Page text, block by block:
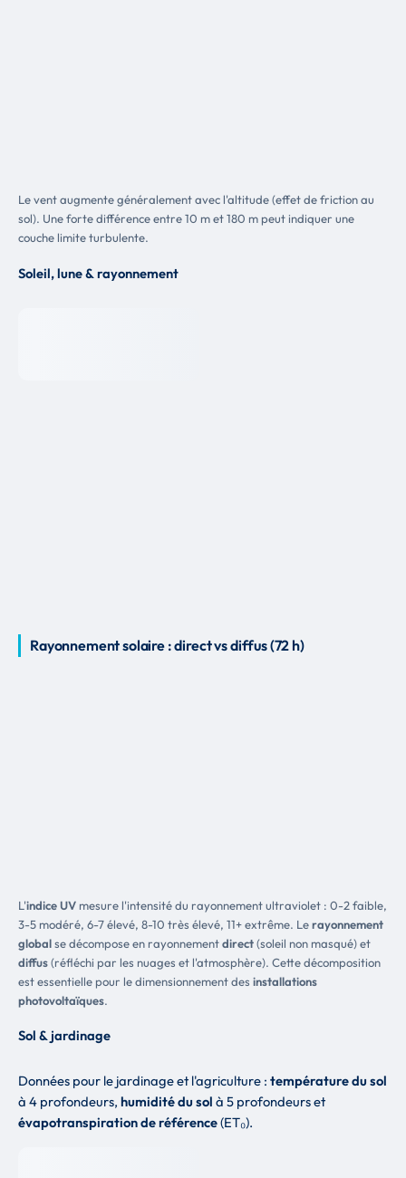
Le vent augmente généralement avec l'altitude (effet de friction au
sol). Une forte différence entre 10 m et 180 m peut indiquer une
couche limite turbulente.
Soleil, lune & rayonnement
Rayonnement solaire : direct vs diffus (72 h)
L'indice UV mesure l'intensité du rayonnement ultraviolet : 0-2 faible,
3-5 modéré, 6-7 élevé, 8-10 très élevé, 11+ extrême. Lerayonnement
globalse décompose en rayonnementdirect(soleil non masqué) et
diffus(réfléchi par les nuages et l'atmosphère). Cette décomposition
est essentielle pour le dimensionnement des installations
photovoltaïques.
Sol & jardinage
Données pour le jardinage et l'agriculture : température du sol
à 4 profondeurs, humidité du sol à 5 profondeurs et
évapotranspiration de référence(ET₀).